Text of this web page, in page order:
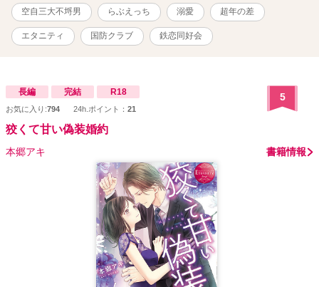
コラボ作品です。 小説家になろうで連載している鏡野ゆうさんの
『今日も青空、イルカ日和』
https://www.alphapolis.co.jp/novel/210140744/530154319 と、ムー
ンライトノベルズで連載しているユーリさんの 『アグレッサー部隊
の物語はフィクションです。実在の団体及び登場人物とは一切関係
ありません。
空自三大不埒男 らぶえっち 溺愛 超年の差
エタニティ 国防クラブ 鉄恋同好会
長編 完結 R18
お気に入り:794 24h.ポイント： 21
5
狡くて甘い偽装婚約
本郷アキ 書籍情報